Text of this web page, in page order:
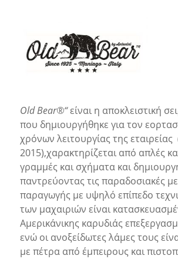
Old Bear®“είναι η αποκλειστική
που δημιουργήθηκε για τον
χρόνων λειτουργίας της εταιρείας
2015),χαρακτηρίζεται από απλές
γραμμές και σχήματα και
παντρεύοντας τις παραδοσιακές
παραγωγής με υψηλό επίπεδο
των μαχαιριών είναι
Αμερικάνικης καρυδιάς
ενώ οι ανοξείδωτες λάμες τους
με πέτρα από έμπειρους και